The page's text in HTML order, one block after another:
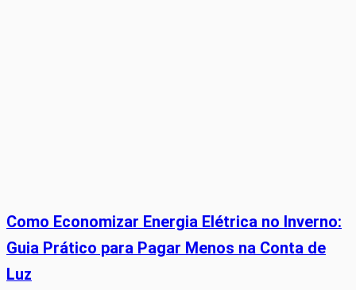
Como Economizar Energia Elétrica no Inverno:
Guia Prático para Pagar Menos na Conta de
Luz